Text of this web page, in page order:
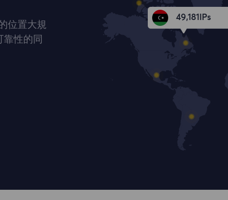
位置大規
性的同
49,181 IPs